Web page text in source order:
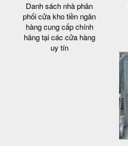
Danh sách nhà phân
phối cửa kho tiền ngân
hàng cung cấp chính
hãng tại các cửa hàng
uy tín